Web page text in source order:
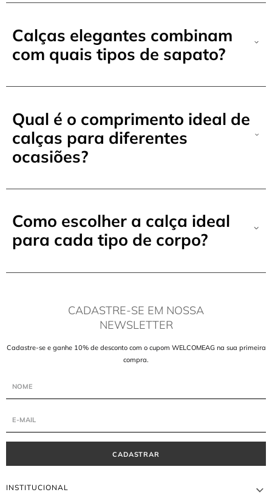
Calças elegantes combinam
com quais tipos de sapato?
Qual é o comprimento ideal de
calças para diferentes
ocasiões?
Como escolher a calça ideal
para cada tipo de corpo?
CADASTRE-SE EM NOSSA
NEWSLETTER
Cadastre-se e ganhe 10% de desconto com o cupom WELCOMEAG na sua primeira
compra.
CADASTRAR
INSTITUCIONAL